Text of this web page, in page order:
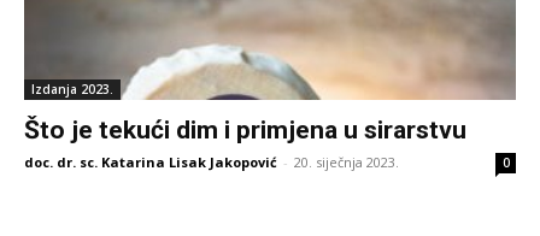
Izdanja 2023.
Što je tekući dim i primjena u sirarstvu
doc. dr. sc. Katarina Lisak Jakopović - 20. siječnja 2023. 0